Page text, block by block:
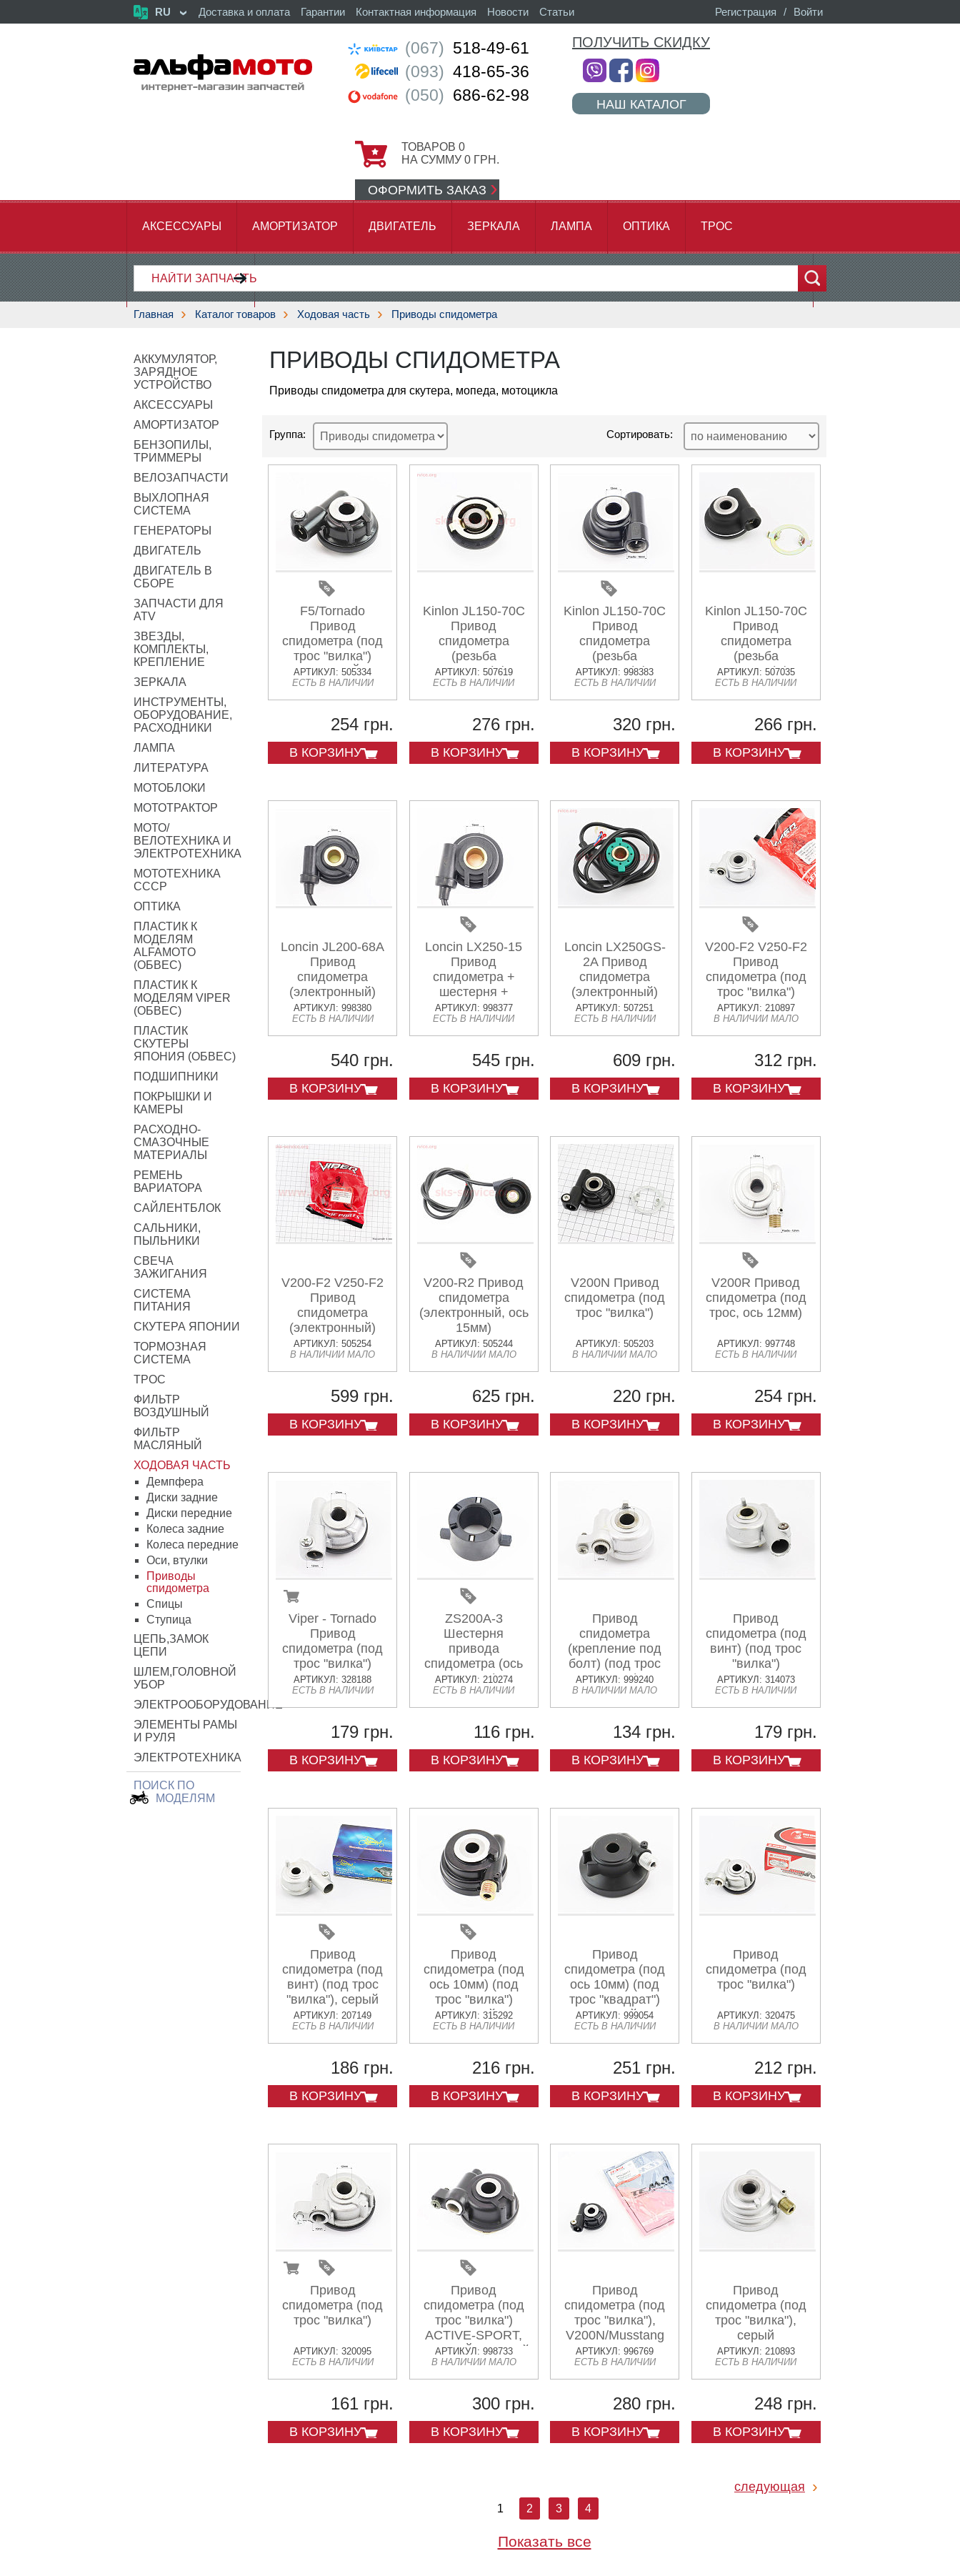
RU Доставка и оплата Гарантии Контактная информация Новости Статьи Войти
/
Регистрация
(067) 518-49-61
(093) 418-65-36
(050) 686-62-98
ПОЛУЧИТЬ СКИДКУ
НАШ КАТАЛОГ
ТОВАРОВ 0
НА СУММУ 0 ГРН.
ОФОРМИТЬ ЗАКАЗ
АКСЕССУАРЫ АМОРТИЗАТОР ДВИГАТЕЛЬ ЗЕРКАЛА ЛАМПА ОПТИКА ТРОС
ХОДОВАЯ ЧАСТЬ ...
Главная Каталог товаров Ходовая часть Приводы спидометра
АККУМУЛЯТОР,
ЗАРЯДНОЕ
УСТРОЙСТВО
АКСЕССУАРЫ
АМОРТИЗАТОР
БЕНЗОПИЛЫ,
ТРИММЕРЫ
ВЕЛОЗАПЧАСТИ
ВЫХЛОПНАЯ
СИСТЕМА
ГЕНЕРАТОРЫ
ДВИГАТЕЛЬ
ДВИГАТЕЛЬ В
СБОРЕ
ЗАПЧАСТИ ДЛЯ
ATV
ЗВЕЗДЫ,
КОМПЛЕКТЫ,
КРЕПЛЕНИЕ
ЗЕРКАЛА
ИНСТРУМЕНТЫ,
ОБОРУДОВАНИЕ,
РАСХОДНИКИ
ЛАМПА
ЛИТЕРАТУРА
МОТОБЛОКИ
МОТОТРАКТОР
МОТО/
ВЕЛОТЕХНИКА И
ЭЛЕКТРОТЕХНИКА
МОТОТЕХНИКА
СССР
ОПТИКА
ПЛАСТИК К
МОДЕЛЯМ
ALFAMOTO
(ОБВЕС)
ПЛАСТИК К
МОДЕЛЯМ VIPER
(ОБВЕС)
ПЛАСТИК
СКУТЕРЫ
ЯПОНИЯ (ОБВЕС)
ПОДШИПНИКИ
ПОКРЫШКИ И
КАМЕРЫ
РАСХОДНО-
СМАЗОЧНЫЕ
МАТЕРИАЛЫ
РЕМЕНЬ
ВАРИАТОРА
САЙЛЕНТБЛОК
САЛЬНИКИ,
ПЫЛЬНИКИ
СВЕЧА
ЗАЖИГАНИЯ
СИСТЕМА
ПИТАНИЯ
СКУТЕРА ЯПОНИИ
ТОРМОЗНАЯ
СИСТЕМА
ТРОС
ФИЛЬТР
ВОЗДУШНЫЙ
ФИЛЬТР
МАСЛЯНЫЙ
ХОДОВАЯ ЧАСТЬ
Демпфера
Диски задние
Диски передние
Колеса задние
Колеса передние
Оси, втулки
Приводы
спидометра
Спицы
Ступица
ЦЕПЬ,ЗАМОК
ЦЕПИ
ШЛЕМ,ГОЛОВНОЙ
УБОР
ЭЛЕКТРООБОРУДОВАНИЕ
ЭЛЕМЕНТЫ РАМЫ
И РУЛЯ
ЭЛЕКТРОТЕХНИКА
ПОИСК ПО
МОДЕЛЯМ
ПРИВОДЫ СПИДОМЕТРА
Приводы спидометра для скутера, мопеда, мотоцикла
Группа: Сортировать:
F5/Tornado
Привод
спидометра (под
трос "вилка")
ЧЕРНЫЙ
АРТИКУЛ: 505334
ЕСТЬ В НАЛИЧИИ
254 грн.
В КОРЗИНУ
Kinlon JL150-70C
Привод
спидометра
(резьба
внутренняя) (под
трос "вилка")
серый
АРТИКУЛ: 507619
ЕСТЬ В НАЛИЧИИ
276 грн.
В КОРЗИНУ
Kinlon JL150-70C
Привод
спидометра
(резьба
внутренняя) (под
трос "вилка")
чёрный
АРТИКУЛ: 998383
ЕСТЬ В НАЛИЧИИ
320 грн.
В КОРЗИНУ
Kinlon JL150-70C
Привод
спидометра
(резьба
внутренняя) (под
трос "вилка")
чёрный
АРТИКУЛ: 507035
ЕСТЬ В НАЛИЧИИ
266 грн.
В КОРЗИНУ
Loncin JL200-68A
Привод
спидометра
(электронный)
АРТИКУЛ: 998380
ЕСТЬ В НАЛИЧИИ
540 грн.
В КОРЗИНУ
Loncin LX250-15
Привод
спидометра +
шестерня +
манжет к-кт
АРТИКУЛ: 998377
ЕСТЬ В НАЛИЧИИ
545 грн.
В КОРЗИНУ
Loncin LX250GS-
2A Привод
спидометра
(электронный)
АРТИКУЛ: 507251
ЕСТЬ В НАЛИЧИИ
609 грн.
В КОРЗИНУ
V200-F2 V250-F2
Привод
спидометра (под
трос "вилка")
АРТИКУЛ: 210897
В НАЛИЧИИ МАЛО
312 грн.
В КОРЗИНУ
V200-F2 V250-F2
Привод
спидометра
(электронный)
АРТИКУЛ: 505254
В НАЛИЧИИ МАЛО
599 грн.
В КОРЗИНУ
V200-R2 Привод
спидометра
(электронный, ось
15мм)
АРТИКУЛ: 505244
В НАЛИЧИИ МАЛО
625 грн.
В КОРЗИНУ
V200N Привод
спидометра (под
трос "вилка")
АРТИКУЛ: 505203
В НАЛИЧИИ МАЛО
220 грн.
В КОРЗИНУ
V200R Привод
спидометра (под
трос, ось 12мм)
АРТИКУЛ: 997748
ЕСТЬ В НАЛИЧИИ
254 грн.
В КОРЗИНУ
Viper - Tornado
Привод
спидометра (под
трос "вилка")
АРТИКУЛ: 328188
ЕСТЬ В НАЛИЧИИ
179 грн.
В КОРЗИНУ
ZS200A-3
Шестерня
привода
спидометра (ось
20,5мм)
АРТИКУЛ: 210274
ЕСТЬ В НАЛИЧИИ
116 грн.
В КОРЗИНУ
Привод
спидометра
(крепление под
болт) (под трос
"вилка")
АРТИКУЛ: 999240
В НАЛИЧИИ МАЛО
134 грн.
В КОРЗИНУ
Привод
спидометра (под
винт) (под трос
"вилка")
АРТИКУЛ: 314073
ЕСТЬ В НАЛИЧИИ
179 грн.
В КОРЗИНУ
Привод
спидометра (под
винт) (под трос
"вилка"), серый
АРТИКУЛ: 207149
ЕСТЬ В НАЛИЧИИ
186 грн.
В КОРЗИНУ
Привод
спидометра (под
ось 10мм) (под
трос "вилка")
черный
АРТИКУЛ: 315292
ЕСТЬ В НАЛИЧИИ
216 грн.
В КОРЗИНУ
Привод
спидометра (под
ось 10мм) (под
трос "квадрат")
черный
АРТИКУЛ: 999054
ЕСТЬ В НАЛИЧИИ
251 грн.
В КОРЗИНУ
Привод
спидометра (под
трос "вилка")
АРТИКУЛ: 320475
В НАЛИЧИИ МАЛО
212 грн.
В КОРЗИНУ
Привод
спидометра (под
трос "вилка")
АРТИКУЛ: 320095
ЕСТЬ В НАЛИЧИИ
161 грн.
В КОРЗИНУ
Привод
спидометра (под
трос "вилка")
ACTIVE-SPORT,
ЧЕРНЫЙ матовый
АРТИКУЛ: 998733
В НАЛИЧИИ МАЛО
300 грн.
В КОРЗИНУ
Привод
спидометра (под
трос "вилка"),
V200N/Musstang
200cc
АРТИКУЛ: 996769
ЕСТЬ В НАЛИЧИИ
280 грн.
В КОРЗИНУ
Привод
спидометра (под
трос "вилка"),
серый
АРТИКУЛ: 210893
ЕСТЬ В НАЛИЧИИ
248 грн.
В КОРЗИНУ
следующая
1 2 3 4
Показать все